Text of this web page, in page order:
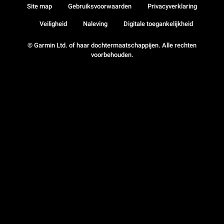
© Garmin Ltd. of haar dochtermaatschappijen. Alle rechten
voorbehouden.
Site map Gebruiksvoorwaarden Privacyverklaring
Veiligheid Naleving Digitale toegankelijkheid